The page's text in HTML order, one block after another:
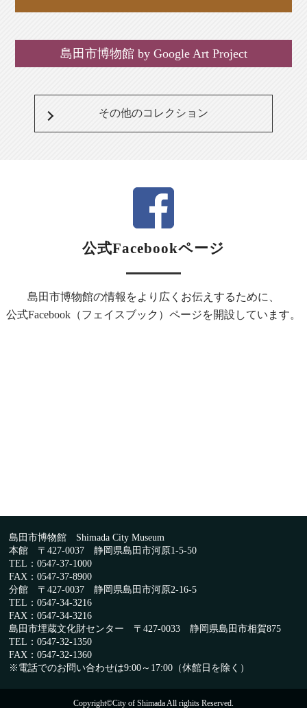
島田市博物館 by Google Art Project
その他のコレクション
公式Facebookページ
島田市博物館の情報をより広くお伝えするために、
公式Facebook（フェイスブック）ページを開設しています。
島田市博物館 Shimada City Museum
本館 〒427-0037 静岡県島田市河原1-5-50
TEL：0547-37-1000
FAX：0547-37-8900
分館 〒427-0037 静岡県島田市河原2-16-5
TEL：0547-34-3216
FAX：0547-34-3216
島田市埋蔵文化財センター 〒427-0033 静岡県島田市相賀875
TEL：0547-32-1350
FAX：0547-32-1360
※電話でのお問い合わせは9:00～17:00（休館日を除く）
Copyright©City of Shimada All righits Reserved.